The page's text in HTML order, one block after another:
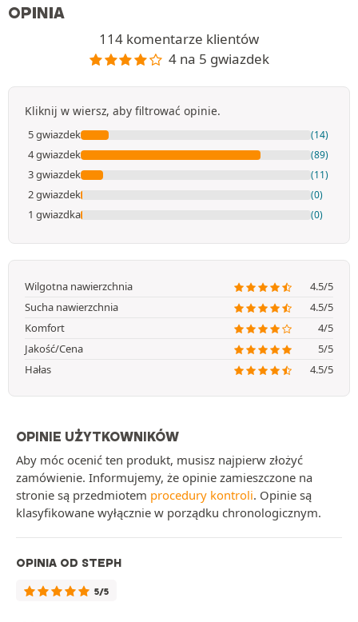
OPINIA
114 komentarze klientów
4 na 5 gwiazdek
Kliknij w wiersz, aby filtrować opinie.
5 gwiazdek (14)
4 gwiazdek (89)
3 gwiazdek (11)
2 gwiazdek (0)
1 gwiazdka (0)
Wilgotna nawierzchnia
4.5/5
Sucha nawierzchnia
4.5/5
Komfort
4/5
Jakość/Cena
5/5
Hałas
4.5/5
OPINIE UŻYTKOWNIKÓW
Aby móc ocenić ten produkt, musisz najpierw złożyć
zamówienie. Informujemy, że opinie zamieszczone na
stronie są przedmiotem procedury kontroli. Opinie są
klasyfikowane wyłącznie w porządku chronologicznym.
OPINIA OD STEPH
5/5